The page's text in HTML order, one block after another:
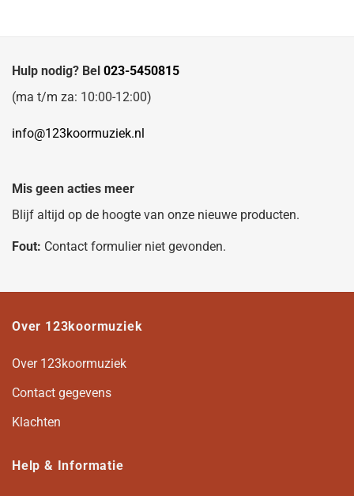
Hulp nodig? Bel 023-5450815
(ma t/m za: 10:00-12:00)
info@123koormuziek.nl
Mis geen acties meer
Blijf altijd op de hoogte van onze nieuwe producten.
Fout: Contact formulier niet gevonden.
Over 123koormuziek
Over 123koormuziek
Contact gegevens
Klachten
Help & Informatie